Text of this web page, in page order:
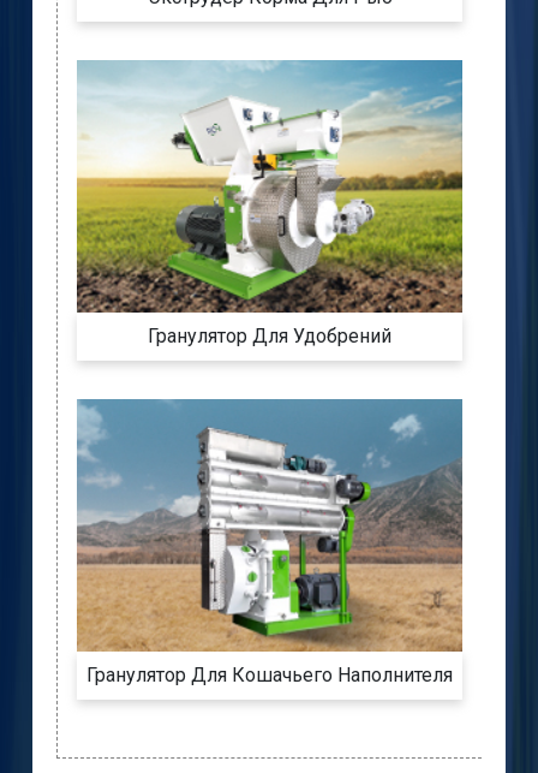
Гранулятор Для Удобрений
Гранулятор Для Кошачьего Наполнителя